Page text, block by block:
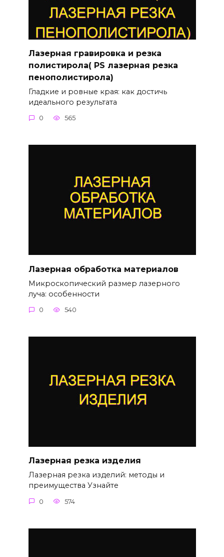
Лазерная гравировка и резка
полистирола( PS лазерная резка
пенополистирола)
Гладкие и ровные края: как достичь
идеального результата
0 565
Лазерная обработка материалов
Микроскопический размер лазерного
луча: особенности
0 540
Лазерная резка изделия
Лазерная резка изделий: методы и
преимущества Узнайте
0 574